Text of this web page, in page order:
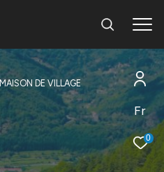
Fr
0
MAISON DE VILLAGE